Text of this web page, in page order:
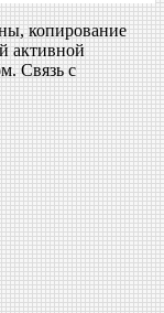
копирование
активной
Связь с